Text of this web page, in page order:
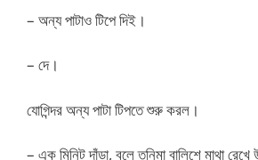
– অন্য পাটাও টিপে দিই।
– দে।
যোগিন্দর অন্য পাটা টিপতে শুরু করল।
– এক মিনিট দাঁড়া, বলে তনিমা বালিশে মাথা